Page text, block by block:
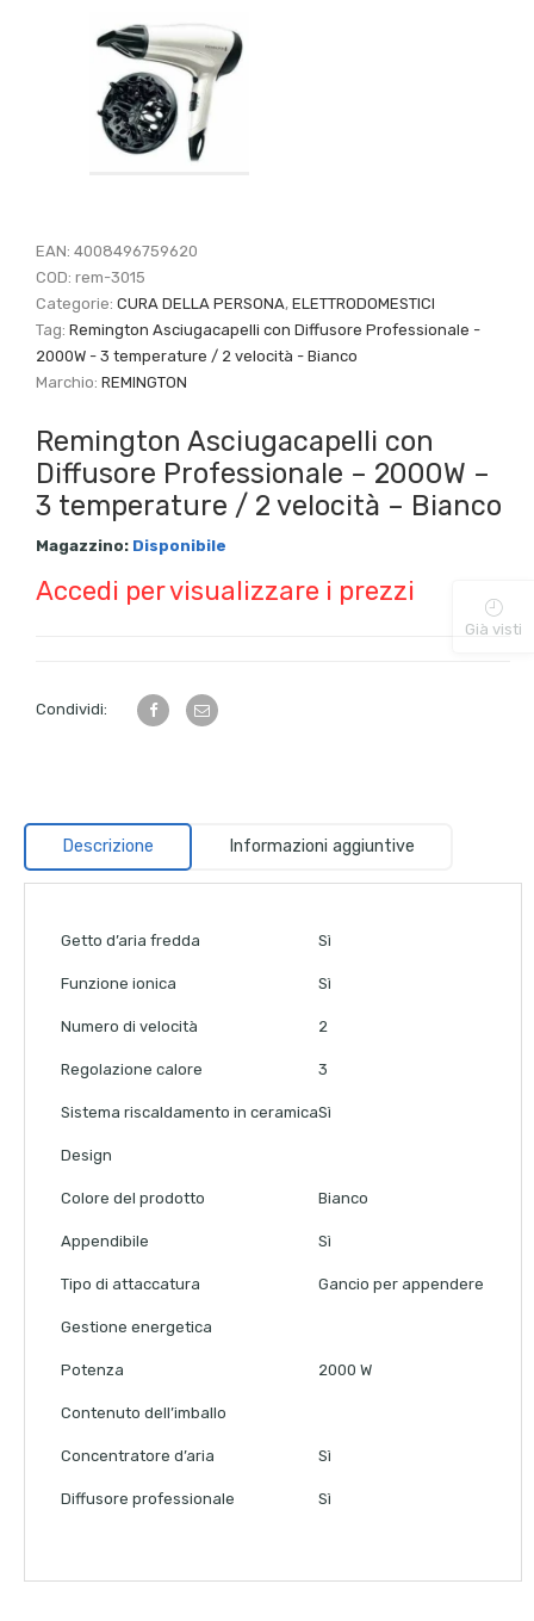
EAN:4008496759620
COD:rem-3015
Categorie:CURA DELLA PERSONA,ELETTRODOMESTICI
Tag:Remington Asciugacapelli con Diffusore Professionale -
2000W - 3 temperature / 2 velocità - Bianco
Marchio:REMINGTON
Remington Asciugacapelli con
Diffusore Professionale – 2000W –
3 temperature / 2 velocità – Bianco
Magazzino: Disponibile
Accedi per visualizzare i prezzi
Condividi:
Descrizione Informazioni aggiuntive
Getto d’aria fredda Sì
Funzione ionica Sì
Numero di velocità 2
Regolazione calore 3
Sistema riscaldamento in ceramicaSì
Design
Colore del prodotto Bianco
Appendibile Sì
Tipo di attaccatura Gancio per appendere
Gestione energetica
Potenza 2000 W
Contenuto dell’imballo
Concentratore d’aria Sì
Diffusore professionale Sì
Già visti